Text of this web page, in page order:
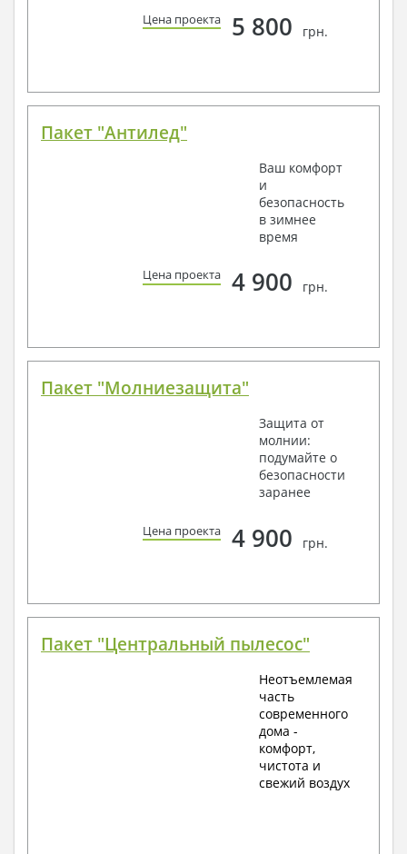
Цена проекта 5 800 грн.
Пакет "Антилед"
Ваш комфорт
и
безопасность
в зимнее
время
Цена проекта 4 900 грн.
Пакет "Молниезащита"
Защита от
молнии:
подумайте о
безопасности
заранее
Цена проекта 4 900 грн.
Пакет "Центральный пылесос"
Неотъемлемая
часть
современного
дома -
комфорт,
чистота и
свежий воздух